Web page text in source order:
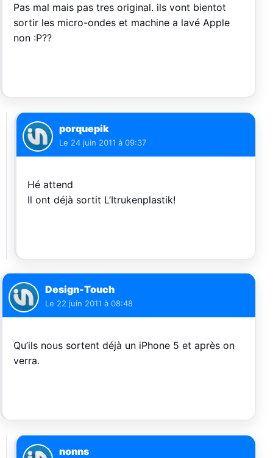
Pas mal mais pas tres original. ils vont bientot
sortir les micro-ondes et machine a lavé Apple
non :P??
porquepik
Le 24 juin 2011 à 09:37
Hé attend
Il ont déjà sortit L’Itrukenplastik!
Design-Touch
Le 22 juin 2011 à 08:48
Qu’ils nous sortent déjà un iPhone 5 et après on
verra.
nonns